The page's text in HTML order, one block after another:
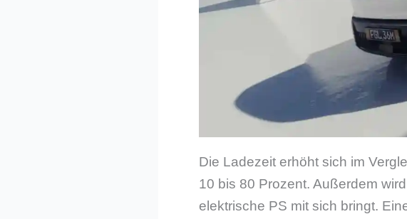
Die Ladezeit erhöht sich im
10 bis 80 Prozent. Außerdem
elektrische PS mit sich bringt.